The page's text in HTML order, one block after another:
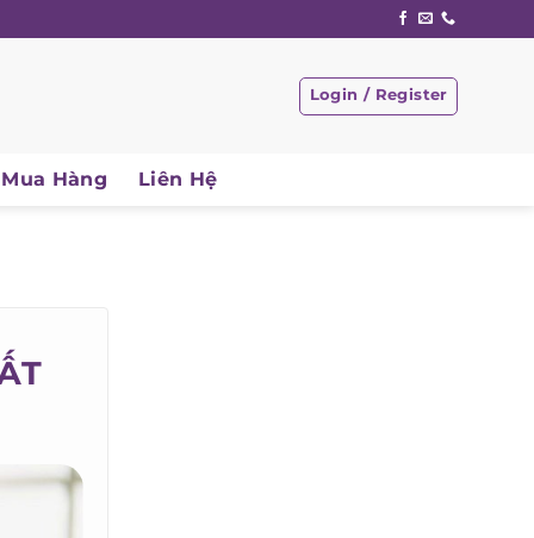
Login / Register
Hàng Liên Hệ